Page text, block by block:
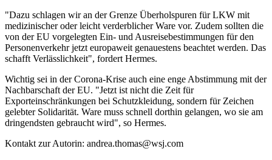
"Dazu schlagen wir an der Grenze Überholspuren für LKW mit
medizinischer oder leicht verderblicher Ware vor. Zudem sollten die
von der EU vorgelegten Ein- und Ausreisebestimmungen für den
Personenverkehr jetzt europaweit genauestens beachtet werden. Das
schafft Verlässlichkeit", fordert Hermes.
Wichtig sei in der Corona-Krise auch eine enge Abstimmung mit der
Nachbarschaft der EU. "Jetzt ist nicht die Zeit für
Exporteinschränkungen bei Schutzkleidung, sondern für Zeichen
gelebter Solidarität. Ware muss schnell dorthin gelangen, wo sie am
dringendsten gebraucht wird", so Hermes.
Kontakt zur Autorin: andrea.thomas@wsj.com